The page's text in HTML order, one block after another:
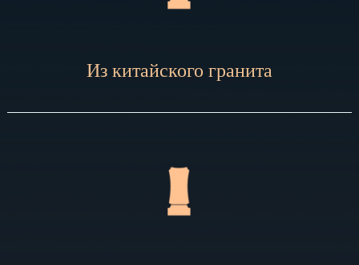
Из китайского гранита